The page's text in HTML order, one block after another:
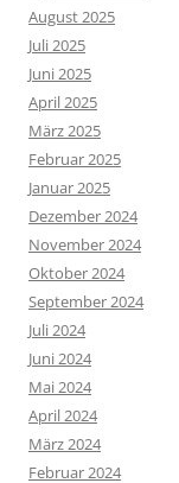
August 2025
Juli 2025
Juni 2025
April 2025
März 2025
Februar 2025
Januar 2025
Dezember 2024
November 2024
Oktober 2024
September 2024
Juli 2024
Juni 2024
Mai 2024
April 2024
März 2024
Februar 2024